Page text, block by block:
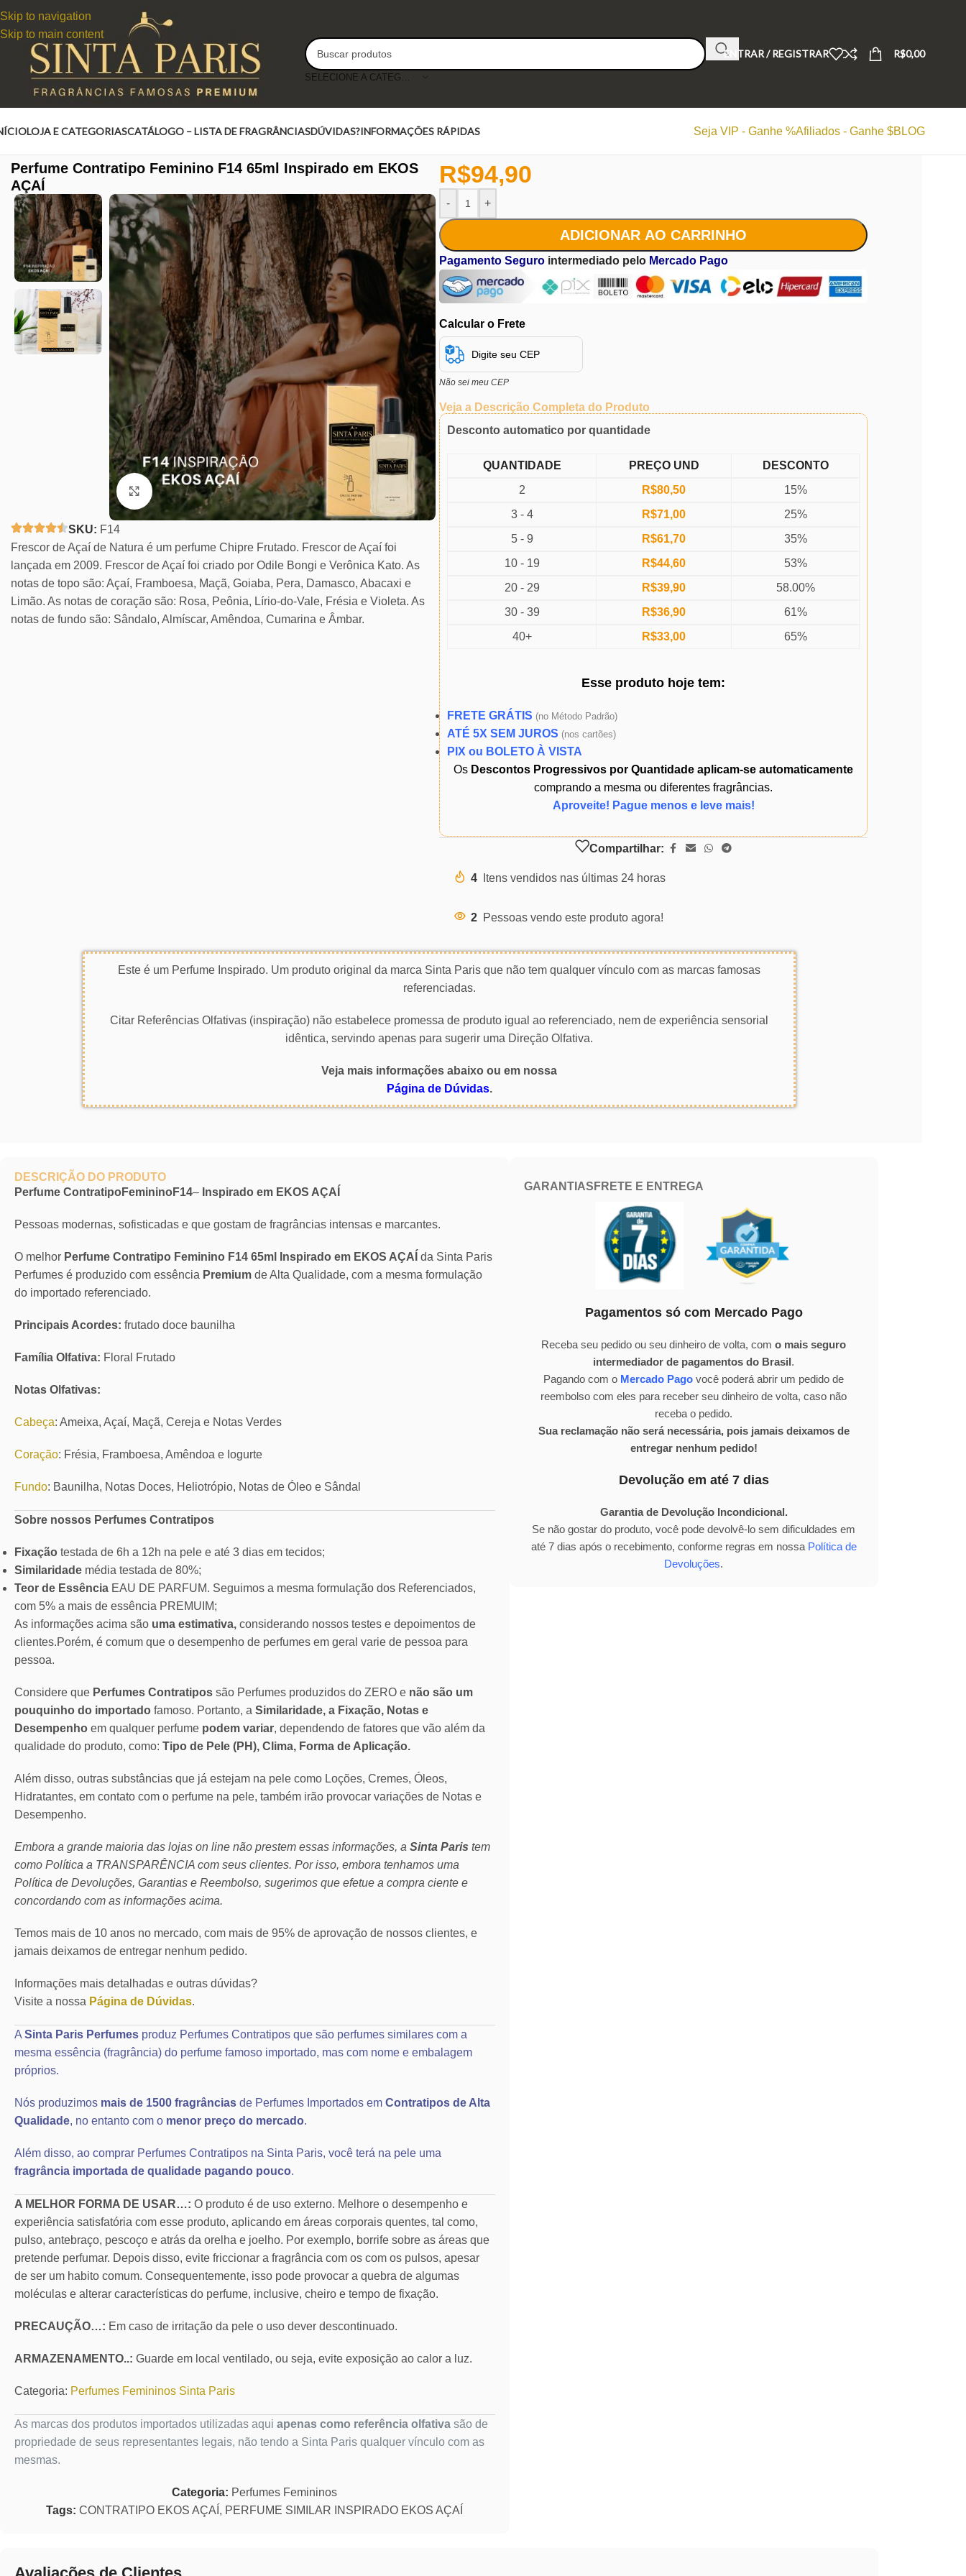
Skip to navigation
Skip to main content
SELECIONE A CATEGORIA
ENTRAR / REGISTRAR R$0,00
LOJA E CATEGORIASCATÁLOGO – LISTA DE FRAGRÂNCIASDÚVIDAS?INFORMAÇÕES RÁPIDAS Seja VIP - Ganhe %Afiliados - Ganhe $BLOG
Perfume Contratipo Feminino F14 65ml Inspirado em EKOS
AÇAÍ
Clique para ampliar
SKU: F14
Frescor de Açaí de Natura é um perfume Chipre Frutado. Frescor de Açaí foi
lançada em 2009. Frescor de Açaí foi criado por Odile Bongi e Verônica Kato. As
notas de topo são: Açaí, Framboesa, Maçã, Goiaba, Pera, Damasco, Abacaxi e
Limão. As notas de coração são: Rosa, Peônia, Lírio-do-Vale, Frésia e Violeta. As
notas de fundo são: Sândalo, Almíscar, Amêndoa, Cumarina e Âmbar.
R$94,90
- +
ADICIONAR AO CARRINHO
Pagamento Seguro intermediado pelo Mercado Pago
Calcular o Frete
Não sei meu CEP
Veja a Descrição Completa do Produto
Desconto automatico por quantidade
QUANTIDADE PREÇO UND
DESCONTO
2
R$80,50
15%
3 - 4
R$71,00
25%
5 - 9
R$61,70
35%
10 - 19
R$44,60
53%
20 - 29
R$39,90
58.00%
30 - 39
R$36,90
61%
40+
R$33,00 65%
Esse produto hoje tem:
FRETE GRÁTIS (no Método Padrão)
ATÉ 5X SEM JUROS (nos cartões)
PIX ou BOLETO À VISTA
Os Descontos Progressivos por Quantidade aplicam-se automaticamente
comprando a mesma ou diferentes fragrâncias.
Aproveite! Pague menos e leve mais!
Compartilhar:
4 Itens vendidos nas últimas 24 horas
2 Pessoas vendo este produto agora!
Este é um Perfume Inspirado. Um produto original da marca Sinta Paris que não tem qualquer vínculo com as marcas famosas
referenciadas.
Citar Referências Olfativas (inspiração) não estabelece promessa de produto igual ao referenciado, nem de experiência sensorial
idêntica, servindo apenas para sugerir uma Direção Olfativa.
Veja mais informações abaixo ou em nossa
Página de Dúvidas.
DESCRIÇÃO DO PRODUTO
Perfume ContratipoFemininoF14– Inspirado em EKOS AÇAÍ
Pessoas modernas, sofisticadas e que gostam de fragrâncias intensas e marcantes.
O melhor Perfume Contratipo Feminino F14 65ml Inspirado em EKOS AÇAÍ da Sinta Paris
Perfumes é produzido com essência Premium de Alta Qualidade, com a mesma formulação
do importado referenciado.
Principais Acordes: frutado doce baunilha
Família Olfativa: Floral Frutado
Notas Olfativas:
Cabeça: Ameixa, Açaí, Maçã, Cereja e Notas Verdes
Coração: Frésia, Framboesa, Amêndoa e Iogurte
Fundo: Baunilha, Notas Doces, Heliotrópio, Notas de Óleo e Sândal
Sobre nossos Perfumes Contratipos
Fixação testada de 6h a 12h na pele e até 3 dias em tecidos;
Similaridade média testada de 80%;
Teor de Essência EAU DE PARFUM. Seguimos a mesma formulação dos Referenciados,
com 5% a mais de essência PREMUIM;
As informações acima são uma estimativa, considerando nossos testes e depoimentos de
clientes.Porém, é comum que o desempenho de perfumes em geral varie de pessoa para
pessoa.
Considere que Perfumes Contratipos são Perfumes produzidos do ZERO e não são um
pouquinho do importado famoso. Portanto, a Similaridade, a Fixação, Notas e
Desempenho em qualquer perfume podem variar, dependendo de fatores que vão além da
qualidade do produto, como: Tipo de Pele (PH), Clima, Forma de Aplicação.
Além disso, outras substâncias que já estejam na pele como Loções, Cremes, Óleos,
Hidratantes, em contato com o perfume na pele, também irão provocar variações de Notas e
Desempenho.
Embora a grande maioria das lojas on line não prestem essas informações, a Sinta Paris tem
como Política a TRANSPARÊNCIA com seus clientes. Por isso, embora tenhamos uma
Política de Devoluções, Garantias e Reembolso, sugerimos que efetue a compra ciente e
concordando com as informações acima.
Temos mais de 10 anos no mercado, com mais de 95% de aprovação de nossos clientes, e
jamais deixamos de entregar nenhum pedido.
Informações mais detalhadas e outras dúvidas?
Visite a nossa Página de Dúvidas.
A Sinta Paris Perfumes produz Perfumes Contratipos que são perfumes similares com a
mesma essência (fragrância) do perfume famoso importado, mas com nome e embalagem
próprios.
Nós produzimos mais de 1500 fragrâncias de Perfumes Importados em Contratipos de Alta
Qualidade, no entanto com o menor preço do mercado.
Além disso, ao comprar Perfumes Contratipos na Sinta Paris, você terá na pele uma
fragrância importada de qualidade pagando pouco.
A MELHOR FORMA DE USAR…: O produto é de uso externo. Melhore o desempenho e
experiência satisfatória com esse produto, aplicando em áreas corporais quentes, tal como,
pulso, antebraço, pescoço e atrás da orelha e joelho. Por exemplo, borrife sobre as áreas que
pretende perfumar. Depois disso, evite friccionar a fragrância com os com os pulsos, apesar
de ser um habito comum. Consequentemente, isso pode provocar a quebra de algumas
moléculas e alterar características do perfume, inclusive, cheiro e tempo de fixação.
PRECAUÇÃO…: Em caso de irritação da pele o uso dever descontinuado.
ARMAZENAMENTO..: Guarde em local ventilado, ou seja, evite exposição ao calor a luz.
Categoria: Perfumes Femininos Sinta Paris
As marcas dos produtos importados utilizadas aqui apenas como referência olfativa são de
propriedade de seus representantes legais, não tendo a Sinta Paris qualquer vínculo com as
mesmas.
Categoria: Perfumes Femininos
Tags: CONTRATIPO EKOS AÇAÍ , PERFUME SIMILAR INSPIRADO EKOS AÇAÍ
GARANTIAS FRETE E ENTREGA
Pagamentos só com Mercado Pago
Receba seu pedido ou seu dinheiro de volta, como mais seguro
intermediador de pagamentos do Brasil.
Pagando com o Mercado Pago você poderá abrir um pedido de
reembolso com eles para receber seu dinheiro de volta, caso não
receba o pedido.
Sua reclamação não será necessária, pois jamais deixamos de
entregar nenhum pedido!
Devolução em até 7 dias
Garantia de Devolução Incondicional.
Se não gostar do produto, você pode devolvê-lo sem dificuldades em
até 7 dias após o recebimento, conforme regras em nossa Política de
Devoluções.